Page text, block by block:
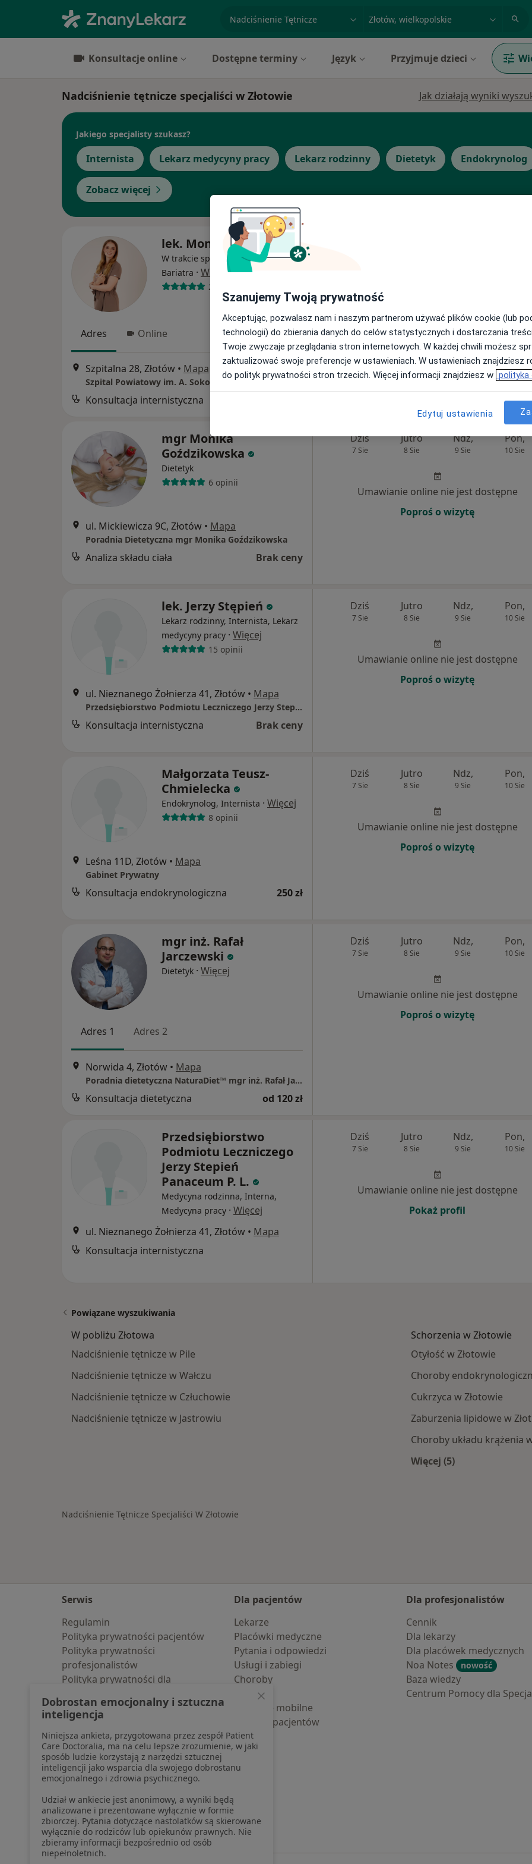
specjalizacja, badanie lub nazwiskomiasto lub dzielnica
Konsultacje online Dostępne terminy Język Przyjmuje dzieci
Nadciśnienie tętnicze specjaliści w Złotowie Jak działają wyniki
Jakiego specjalisty szukasz?
Internista Lekarz medycyny pracy Lekarz rodzinny Dietetyk Endokrynolog
Zobacz więcej
lek. Monika Jaremko
W trakcie specjalizacji (Internista),
Bariatra · Więcej
22 opinie
Adres Online
Szpitalna 28, Złotów • Mapa
Szpital Powiatowy im. A. Sokołowskiego
Konsultacja internistyczna
Brak kalendarza w Twojej lokalizacji.
Pokaż adresy z kalendarzem
mgr Monika
Goździkowska
Dietetyk
6 opinii
ul. Mickiewicza 9C, Złotów • Mapa
Poradnia Dietetyczna mgr Monika Goździkowska
Analiza składu ciała Brak ceny
Dziś
7 Sie
Jutro
8 Sie
Ndz,
9 Sie
Pon,
10 Sie
Umawianie online nie jest dostępne
Poproś o wizytę
lek. Jerzy Stępień
Lekarz rodzinny, Internista, Lekarz
medycyny pracy · Więcej
15 opinii
ul. Nieznanego Żołnierza 41, Złotów • Mapa
Przedsiębiorstwo Podmiotu Leczniczego Jerzy Stepień Panaceum P. L.
Konsultacja internistyczna Brak ceny
Dziś
7 Sie
Jutro
8 Sie
Ndz,
9 Sie
Pon,
10 Sie
Umawianie online nie jest dostępne
Poproś o wizytę
Małgorzata Teusz-
Chmielecka
Endokrynolog, Internista · Więcej
8 opinii
Leśna 11D, Złotów • Mapa
Gabinet Prywatny
Konsultacja endokrynologiczna 250 zł
Dziś
7 Sie
Jutro
8 Sie
Ndz,
9 Sie
Pon,
10 Sie
Umawianie online nie jest dostępne
Poproś o wizytę
mgr inż. Rafał
Jarczewski
Dietetyk · Więcej
Adres 1 Adres 2
Norwida 4, Złotów • Mapa
Poradnia dietetyczna NaturaDiet™ mgr inż. Rafał Jarczewski
Konsultacja dietetyczna od 120 zł
Dziś
7 Sie
Jutro
8 Sie
Ndz,
9 Sie
Pon,
10 Sie
Umawianie online nie jest dostępne
Poproś o wizytę
Przedsiębiorstwo
Podmiotu Leczniczego
Jerzy Stepień
Panaceum P. L.
Medycyna rodzinna, Interna,
Medycyna pracy · Więcej
ul. Nieznanego Żołnierza 41, Złotów • Mapa
Konsultacja internistyczna
Dziś
7 Sie
Jutro
8 Sie
Ndz,
9 Sie
Pon,
10 Sie
Umawianie online nie jest dostępne
Pokaż profil
Powiązane wyszukiwania
W pobliżu Złotowa
Nadciśnienie tętnicze w Pile
Nadciśnienie tętnicze w Wałczu
Nadciśnienie tętnicze w Człuchowie
Nadciśnienie tętnicze w Jastrowiu
Schorzenia w Złotowie
Otyłość w Złotowie
Choroby
Cukrzyca w Złotowie
Zaburzenia lipidowe w
Choroby układu krążenia
Więcej (5)
Nadciśnienie Tętnicze Specjaliści W Złotowie
Serwis
Regulamin
Polityka prywatności pacjentów
Polityka prywatności
profesjonalistów
Polityka prywatności dla
pozyskaliśmy samodzielnie
Polityka cookies
Jak działają wyniki wyszukiwania
Dostępność
O nas
Praca Rekrutujemy!
Partnerzy
Centrum prasowe
Kontakt
Dla pacjentów
Lekarze
Placówki medyczne
Pytania i odpowiedzi
Usługi i zabiegi
Choroby
Pomoc
Aplikacje mobilne
Blog dla pacjentów
Dla profesjonalistów
Cennik
Dla lekarzy
Dla placówek medycznych
Noa Notes
nowość
Baza wiedzy
Centrum Pomocy dla
Szanujemy Twoją prywatność
Akceptując, pozwalasz nam i naszym partnerom używać plików cookie (lub
technologii) do zbierania danych do celów statystycznych i dostarczania
Twoje zwyczaje przeglądania stron internetowych. W każdej chwili możesz
zaktualizować swoje preferencje w ustawieniach. W ustawieniach znajdziesz
do polityk prywatności stron trzecich. Więcej informacji znajdziesz w polityka
Edytuj ustawienia
Dobrostan emocjonalny i sztuczna
inteligencja
Niniejsza ankieta, przygotowana przez zespół Patient
Care Doctoralia, ma na celu lepsze zrozumienie, w jaki
sposób ludzie korzystają z narzędzi sztucznej
inteligencji jako wsparcia dla swojego dobrostanu
emocjonalnego i zdrowia psychicznego.
Udział w ankiecie jest anonimowy, a wyniki będą
analizowane i prezentowane wyłącznie w formie
zbiorczej. Pytania dotyczące nastolatków są skierowane
wyłącznie do rodziców lub opiekunów prawnych. Nie
zbieramy informacji bezpośrednio od osób
niepełnoletnich.